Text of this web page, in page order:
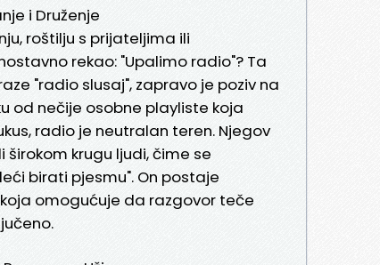
i Druženje
roštilju s prijateljima ili
rekao: "Upalimo radio"? Ta
"radio slusaj", zapravo je poziv na
od nečije osobne playliste koja
radio je neutralan teren. Njegov
krugu ljudi, čime se
birati pjesmu". On postaje
omogućuje da razgovor teče